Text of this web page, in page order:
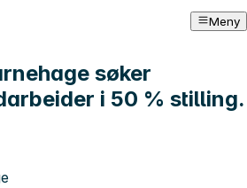
Meny
søker
i 50 % stilling.